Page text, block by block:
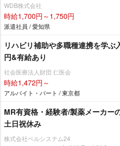
WDB株式会社
時給1,700円～1,750円
派遣社員 / 愛知県
リハビリ補助や多職種連携を学
円&有給あり
社会医療法人財団 仁医会
時給1,472円～
アルバイト・パート / 東京都
MR有資格・経験者/製薬メーカー
土日祝休み
株式会社ベルシステム24